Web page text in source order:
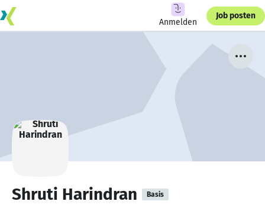
Anmelden
Job posten
Shruti Harindran Basis